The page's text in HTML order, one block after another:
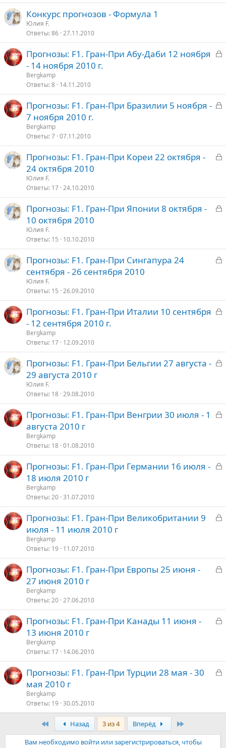
р
Конкурс прогнозов - Формула 1
Юлия F.
Ответы 86 27.11.2010
З
т
Прогнозы: F1. Гран-При Абу-Даби 12 ноября
- 14 ноября 2010 г.
Bergkamp
Ответы 8 14.11.2010
З
т
Прогнозы: F1. Гран-При Бразилии 5 ноября -
7 ноября 2010 г.
Bergkamp
Ответы 7 07.11.2010
З
т
Прогнозы: F1. Гран-При Кореи 22 октября -
24 октября 2010
Юлия F.
Ответы 17 24.10.2010
З
т
Прогнозы: F1. Гран-При Японии 8 октября -
10 октября 2010
Юлия F.
Ответы 15 10.10.2010
З
т
Прогнозы: F1. Гран-При Сингапура 24
сентября - 26 сентября 2010
Юлия F.
Ответы 15 26.09.2010
З
т
Прогнозы: F1. Гран-При Италии 10 сентября
- 12 сентября 2010 г.
Bergkamp
Ответы 17 12.09.2010
З
т
Прогнозы: F1. Гран-При Бельгии 27 августа -
29 августа 2010 г
Юлия F.
Ответы 18 29.08.2010
З
т
Прогнозы: F1. Гран-При Венгрии 30 июля - 1
августа 2010 г
Bergkamp
Ответы 18 01.08.2010
З
т
Прогнозы: F1. Гран-При Германии 16 июля -
18 июля 2010 г
Bergkamp
Ответы 20 31.07.2010
З
т
Прогнозы: F1. Гран-При Великобритании 9
июля - 11 июля 2010 г
Bergkamp
Ответы 19 11.07.2010
З
т
Прогнозы: F1. Гран-При Европы 25 июня -
27 июня 2010 г
Bergkamp
Ответы 20 27.06.2010
З
т
Прогнозы: F1. Гран-При Канады 11 июня -
13 июня 2010 г
Bergkamp
Ответы 17 14.06.2010
З
Прогнозы: F1. Гран-При Турции 28 мая - 30
мая 2010 г
Bergkamp
Ответы 19 30.05.2010
ПервыйНазад 3 из 4 Вперёд
Вам необходимо войти или зарегистрироваться, чтобы